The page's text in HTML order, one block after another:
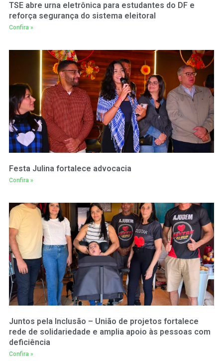
TSE abre urna eletrônica para estudantes do DF e
reforça segurança do sistema eleitoral
Confira »
Festa Julina fortalece advocacia
Confira »
Juntos pela Inclusão – União de projetos fortalece
rede de solidariedade e amplia apoio às pessoas com
deficiência
Confira »